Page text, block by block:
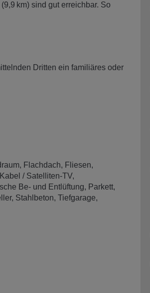
km) sind gut erreichbar. So
Dritten ein familiäres oder
Flachdach
Fliesen
Kabel / Satelliten-TV
Be- und Entlüftung
Parkett
Stahlbeton Tiefgarage